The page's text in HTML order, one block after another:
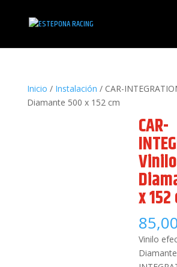
Inicio / Instalación / CAR-
Diamante 500 x 152 cm
CAR-
x 152
Vinilo